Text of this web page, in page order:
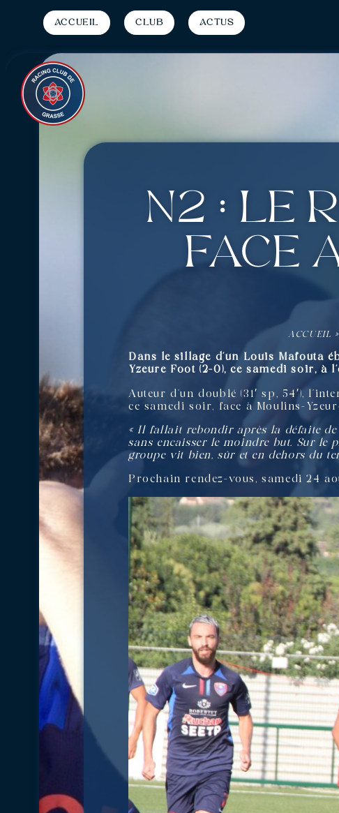
Accueil Club Actus
N2 : Le
face
ACCUEIL
Dans le sillage d’un Louis Mafouta
Yzeure Foot (2-0), ce samedi soir, à
Auteur d’un doublé (31′ sp, 54′),
ce samedi soir, face à Moulins-
« Il fallait rebondir après la défaite de
sans encaisser le moindre but. Sur le
groupe vit bien, sûr et en dehors du
Prochain rendez-vous, samedi 24